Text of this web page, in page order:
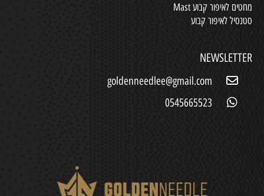
מחטים לאיפור קבוע Mast
סטנסיל לאיפור קבוע
NEWSLETTER
goldenneedlee@gmail.com
0545665523